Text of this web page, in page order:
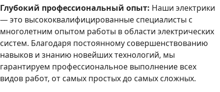
Глубокий профессиональный опыт: Наши электрики
— это высококвалифицированные специалисты с
многолетним опытом работы в области электрических
систем. Благодаря постоянному совершенствованию
навыков и знанию новейших технологий, мы
гарантируем профессиональное выполнение всех
видов работ, от самых простых до самых сложных.